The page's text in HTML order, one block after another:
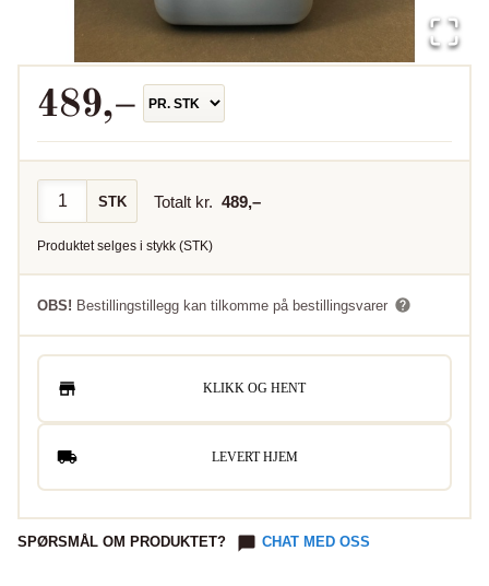
489,–
STK Totalt kr. 489,–
Produktet selges i stykk (STK)
OBS! Bestillingstillegg kan tilkomme på bestillingsvarer
KLIKK OG HENT
LEVERT HJEM
SPØRSMÅL OM PRODUKTET? CHAT MED OSS